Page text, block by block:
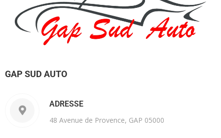
GAP SUD AUTO
ADRESSE
48 Avenue de Provence, GAP 05000